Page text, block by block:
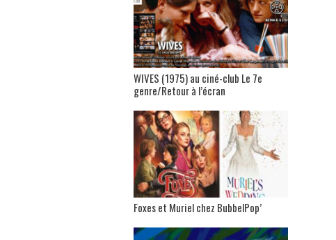
WIVES (1975) au ciné-club Le 7e
genre/Retour à l’écran
Foxes et Muriel chez BubbelPop’